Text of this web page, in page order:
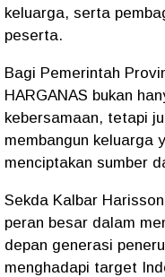
keluarga, serta
peserta.
Bagi Pemerintah
HARGANAS bukan
kebersamaan, tetapi
membangun keluarga
menciptakan sumber
Sekda Kalbar
peran besar dalam
depan generasi
menghadapi target